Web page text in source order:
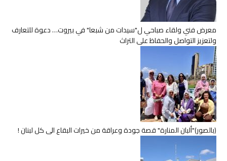
معرض فني ولقاء صباحي ل"سيدات من شبعا" في بيروت… دعوة للتعارف
ولتعزيز التواصل والحفاظ على التراث
(بالصور)"ألبان المنارة" قصة جودة وعراقة من خيرات البقاع الى كل لبنان !